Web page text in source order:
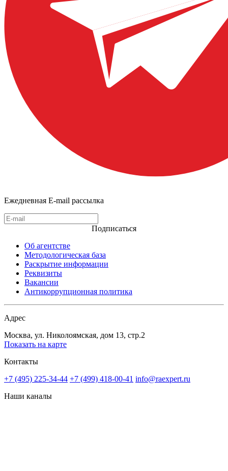
Ежедневная E-mail рассылка
Подписаться
Об агентстве
Методологическая база
Раскрытие информации
Реквизиты
Вакансии
Антикоррупционная политика
Адрес
Москва, ул. Николоямская, дом 13, стр.2
Показать на карте
Контакты
+7 (495) 225-34-44 +7 (499) 418-00-41 info@raexpert.ru
Наши каналы